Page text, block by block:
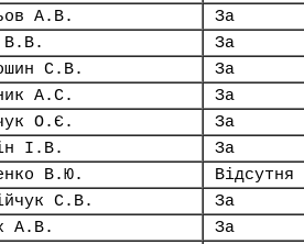
А.В.
За
В.В.
За
С.В.
За
А.С.
За
О.Є.
За
І.В.
За
В.Ю.
Відсутня
С.В.
За
А.В.
За